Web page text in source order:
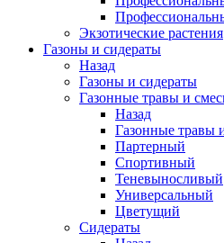
Экзотические растения
Газоны и сидераты
Назад
Газоны и сидераты
Газонные травы и
Назад
Газонные травы
Партерный
Спортивный
Теневыносливый
Универсальный
Цветущий
Сидераты